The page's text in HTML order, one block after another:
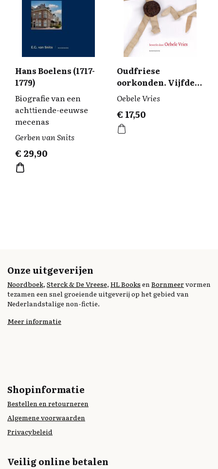
Hans Boelens (1717-
1779)
Biografie van een
achttiende-eeuwse
mecenas
Gerben van Snits
€ 29,90
Oudfriese
oorkonden. Vijfde
deel
Oebele Vries
€ 17,50
Onze uitgeverijen
Noordboek, Sterck & De Vreese, HL Books enBornmeervormen
tezamen een snel groeiende uitgeverij op het gebied van
Nederlandstalige non-fictie.
Meer informatie
Shopinformatie
Bestellen en retourneren
Algemene voorwaarden
Privacybeleid
Veilig online betalen